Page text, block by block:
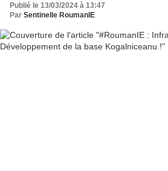
Publié le 13/03/2024 à 13:47
Par Sentinelle RoumanIE